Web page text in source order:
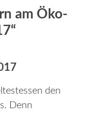
am Öko-
den
Denn